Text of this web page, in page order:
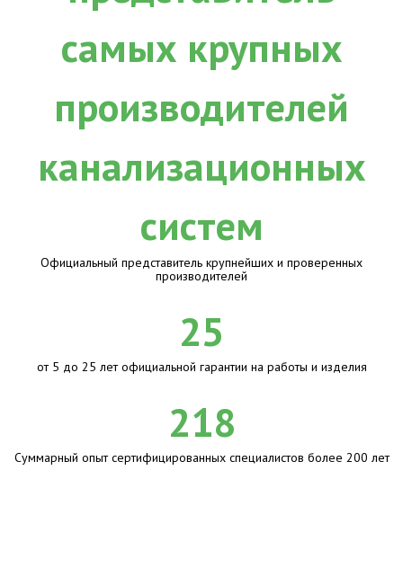
Официальный представитель крупнейших и проверенных
производителей
25
от 5 до 25 лет официальной гарантии на работы и изделия
218
Суммарный опыт сертифицированных специалистов более 200 лет